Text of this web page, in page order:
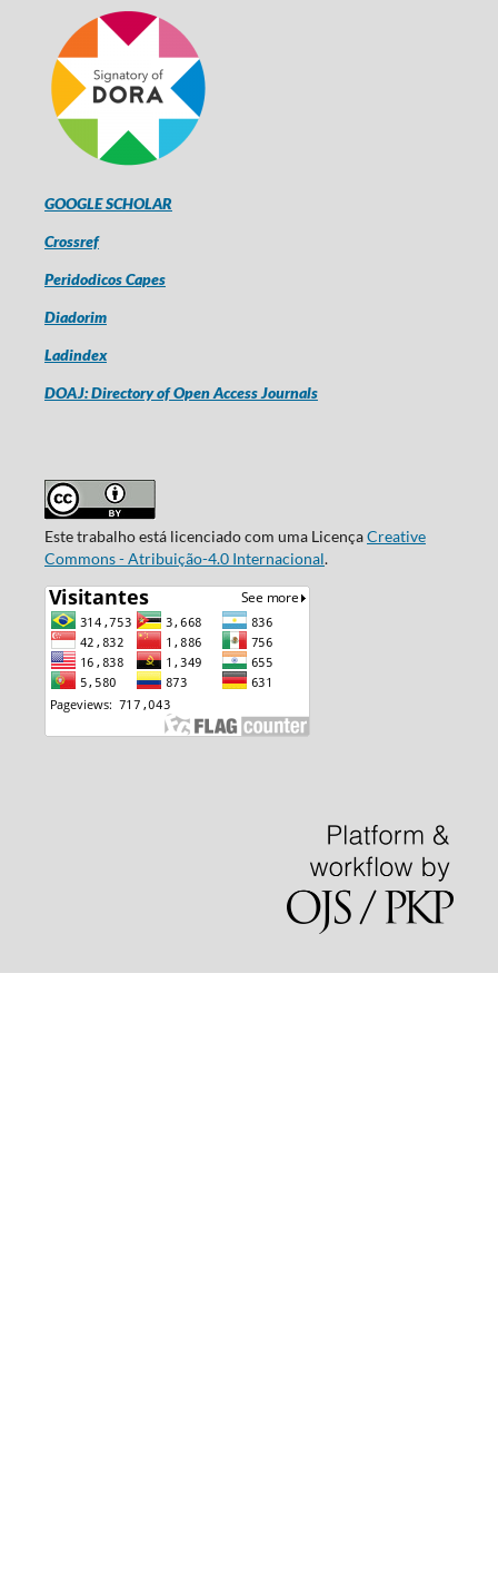
GOOGLE SCHOLAR
Crossref
Peridodicos Capes
Diadorim
Ladindex
DOAJ: Directory of Open Access Journals
Este trabalho está licenciado com uma LicençaCreative
Commons - Atribuição-4.0 Internacional.